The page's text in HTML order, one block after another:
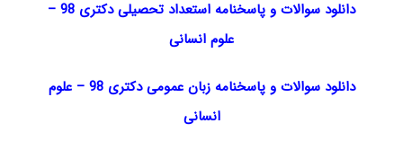
دانلود سوالات و پاسخنامه استعداد تحصیلی دکتری 98
–
علوم انسانی
دانلود سوالات و پاسخنامه زبان عمومی دکتری 98 – علوم
انسانی